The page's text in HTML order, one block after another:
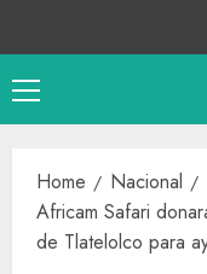
Home
Nacional
Africam Safari
de Tlatelolco para